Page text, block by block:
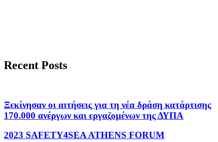
Recent Posts
Ξεκίνησαν οι αιτήσεις για τη νέα δράση κατάρτισης
170.000 ανέργων και εργαζομένων της ΔΥΠΑ
2023 SAFETY4SEA ATHENS FORUM